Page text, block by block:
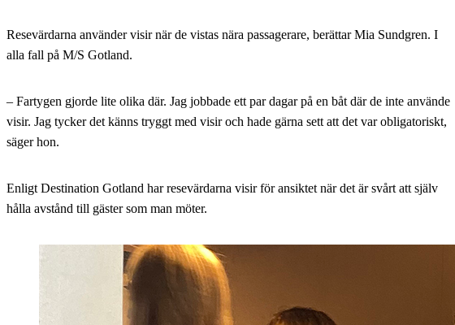
Resevärdarna använder visir när de vistas nära passagerare, berättar Mia Sundgren. I
alla fall på M/S Gotland.
– Fartygen gjorde lite olika där. Jag jobbade ett par dagar på en båt där de inte använde
visir. Jag tycker det känns tryggt med visir och hade gärna sett att det var obligatoriskt,
säger hon.
Enligt Destination Gotland har resevärdarna visir för ansiktet när det är svårt att själv
hålla avstånd till gäster som man möter.